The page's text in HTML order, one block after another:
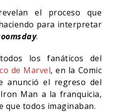
el proceso que
para interpretar
.
los fanáticos del
de Marvel, en la Comic
anunció el regreso del
Man a la franquicia,
que todos imaginaban.